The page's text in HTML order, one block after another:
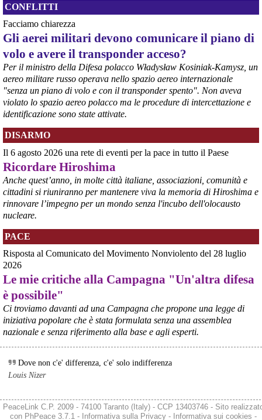
provvedimento straordinario per attenuare le conseguenze
economiche e sociali dello stop dell’area a caldo, invitando le
rappresentanze del territorio a presentare proposte operative.
#ILVA #Taranto
@peacelink - 6/8/2026 21:35
Ultimi cento milioni di euro per l’ex Ilva, poi non saranno più
possibili nuovi aiuti di Stato. Lo ha confermato il ministro Adolfo
Urso durante l’incontro al Mimit con le imprese dell’indotto: la
tranche conclusiva del prestito autorizzato dall’Unione europea
dovrà essere erogata entro il 9 agosto e restituita dal futuro
acquirente.
Fonte: Studio100
#ILVA
@peacelink - 6/8/2026 21:08
Il governatore di Puglia Decaro esce dal vertice al Mimit più
preoccupato di come era entrato, lamentando l’assenza di certezze
sulla procedura di gara e ribadendo la necessità di un ruolo diretto
dello Stato.
Anche il sindaco di Taranto, Bitetti, chiede un piano industriale
chiaro, garanzie sulla salute e strumenti di tutela per i lavoratori
dell’area a freddo. La Provincia parla di un tavolo “senza decisioni”.
Fonte: Cronache Tarantine
#ILVA
@peacelink - 6/8/2026 21:08
cronachetarantine.it/index.php
CONFLITTI
Facciamo chiarezza
Gli aerei militari devono comunicare il piano di
volo e avere il transponder acceso?
Per il ministro della Difesa polacco Władysław Kosiniak-Kamysz, un
aereo militare russo operava nello spazio aereo internazionale
"senza un piano di volo e con il transponder spento". Non aveva
violato lo spazio aereo polacco ma le procedure di intercettazione e
identificazione sono state attivate.
DISARMO
Il 6 agosto 2026 una rete di eventi per la pace in tutto il Paese
Ricordare Hiroshima
Anche quest’anno, in molte città italiane, associazioni, comunità e
cittadini si riuniranno per mantenere viva la memoria di Hiroshima e
rinnovare l’impegno per un mondo senza l'incubo dell'olocausto
nucleare.
PACE
Risposta al Comunicato del Movimento Nonviolento del 28 luglio
2026
Le mie critiche alla Campagna "Un'altra difesa
è possibile"
Ci troviamo davanti ad una Campagna che propone una legge di
iniziativa popolare che è stata formulata senza una assemblea
nazionale e senza riferimento alla base e agli esperti.
Dove non c'e' differenza, c'e' solo indifferenza
Louis Nizer
PeaceLink C.P. 2009 - 74100 Taranto (Italy) - CCP 13403746 - Sito
con PhPeace 3.7.1- Informativa sulla Privacy- Informativa sui cookies -